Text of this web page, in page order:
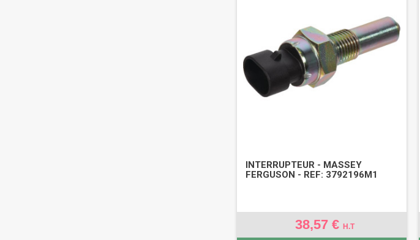
INTERRUPTEUR - MASSEY
FERGUSON - REF: 3792196M1
38,57 € H.T